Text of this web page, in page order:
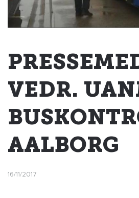
VEDR.
AALBORG
16/11/2017